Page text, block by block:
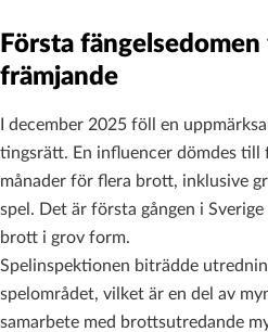
Första
främjande
I december 2025 föll en
tingsrätt. En influencer dömdes till
månader för flera brott, inklusive
spel. Det är första gången i
brott i grov form.
Spelinspektionen biträdde
spelområdet, vilket är en del av
samarbete med brottsutredande